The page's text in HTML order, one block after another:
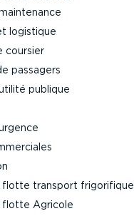
logistique
coursier
passagers
publique
flotte transport frigo­ri­fique
flotte Agricole